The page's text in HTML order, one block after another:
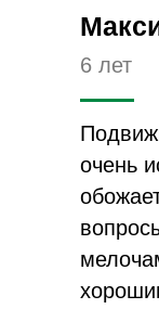
6 лет
очень